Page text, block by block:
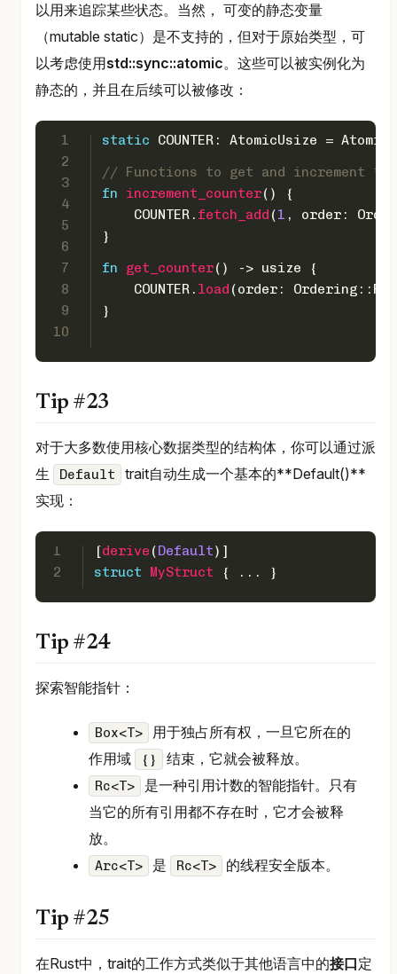
以用来追踪某些状态。当然， 可变的静态变量
（mutable static）是不支持的，但对于原始类型，可
以考虑使用std::sync::atomic。这些可以被实例化为
静态的，并且在后续可以被修改：
1
2
3
4
5
6
7
8
9
10
static COUNTER: AtomicUsize =
// Functions to get and increment
fn
increment_counter() {
    COUNTER.
fetch_add (1 , order:
}
fn
get_counter() -> usize {
    COUNTER.
load (order:
}
Tip #23
对于大多数使用核心数据类型的结构体，你可以通过派
生
Default
trait自动生成一个基本的**Default()**
实现：
1
2
[derive ( Default)]
struct
MyStruct { ... }
Tip #24
探索智能指针：
Box<T>
用于独占所有权，一旦它所在的
作用域
{} 结束，它就会被释放。
Rc<T>
是一种引用计数的智能指针。只有
当它的所有引用都不存在时，它才会被释
放。
Arc<T> 是 Rc<T> 的线程安全版本。
Tip #25
在Rust中，trait的工作方式类似于其他语言中的接口定